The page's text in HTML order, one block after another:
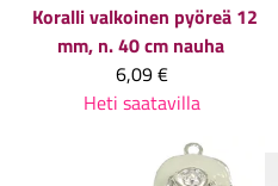
Koralli valkoinen pyöreä 12
mm, n. 40 cm nauha
6,09 €
Heti saatavilla